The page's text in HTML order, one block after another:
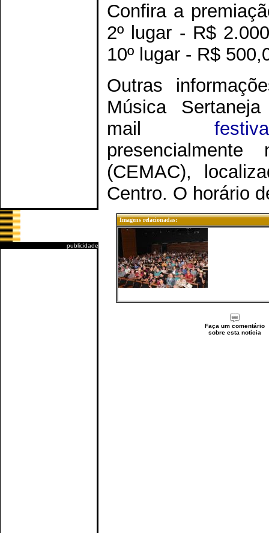
publicidade
Confira a
2º lugar - R$
10º lugar - R$
Outras
Música
mail
(CEMAC),
Centro. O horário
Imagens relacionadas:
Faça um comentário
sobre esta notícia